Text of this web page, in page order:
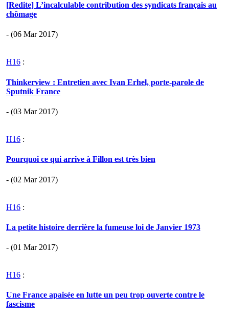
[Redite] L’incalculable contribution des syndicats français au
chômage
- (06 Mar 2017)
H16 :
Thinkerview : Entretien avec Ivan Erhel, porte-parole de
Sputnik France
- (03 Mar 2017)
H16 :
Pourquoi ce qui arrive à Fillon est très bien
- (02 Mar 2017)
H16 :
La petite histoire derrière la fumeuse loi de Janvier 1973
- (01 Mar 2017)
H16 :
Une France apaisée en lutte un peu trop ouverte contre le
fascisme